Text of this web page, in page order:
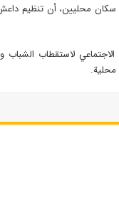
سكان محليين، أن تنظيم
لاستقطاب الشباب
محلية.